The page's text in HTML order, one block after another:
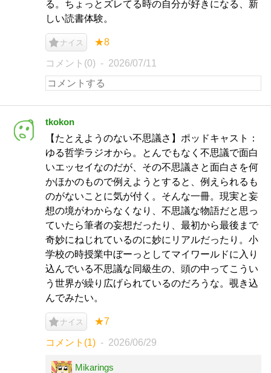
る。ちょっとズレてる時の自分が好きになる、新
しい読書体験。
ナイス ★8
コメント(0) 2026/07/11
tkokon
【たとえようのない不思議さ】ポッドキャスト：
ゆる哲学ラジオから。とんでもなく不思議で面白
いエッセイなのだが、その不思議さと面白さを何
かほかのもので例えようとすると、例えられるも
のがないことに気が付く。そんな一冊。現実と妄
想の境がわからなくなり、不思議な物語だと思っ
ていたら筆者の妄想だったり、最初から最後まで
奇妙にねじれているのに妙にリアルだったり。小
学校の時授業中ぼーっとしてマイワールドに入り
込んでいる不思議な同級生の、頭の中ってこうい
う世界が繰り広げられているのだろうな。覗き込
んでみたい。
ナイス ★7
コメント(1) 2026/06/29
Mikarings